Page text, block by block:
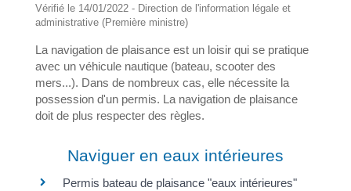
Vérifié le 14/01/2022 - Direction de l'information légale et
administrative (Première ministre)
La navigation de plaisance est un loisir qui se pratique
avec un véhicule nautique (bateau, scooter des
mers...). Dans de nombreux cas, elle nécessite la
possession d'un permis. La navigation de plaisance
doit de plus respecter des règles.
Naviguer en eaux intérieures
Permis bateau de plaisance "eaux intérieures"